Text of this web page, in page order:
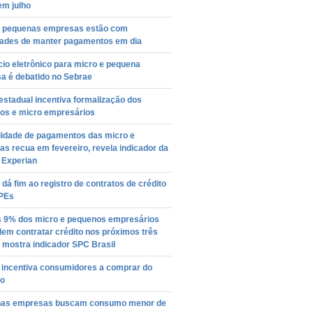
julho
pequenas empresas estão com
de manter pagamentos em dia
eletrônico para micro e pequena
é debatido no Sebrae
incentiva formalização dos
e micro empresários
de pagamentos das micro e
recua em fevereiro, revela indicador da
fim ao registro de contratos de crédito
9% dos micro e pequenos empresários
contratar crédito nos próximos três
indicador SPC Brasil
incentiva consumidores a comprar do
empresas buscam consumo menor de